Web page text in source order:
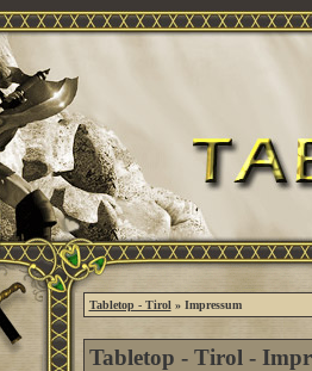
Tabletop - Tirol » Impressum
Tabletop - Tirol -